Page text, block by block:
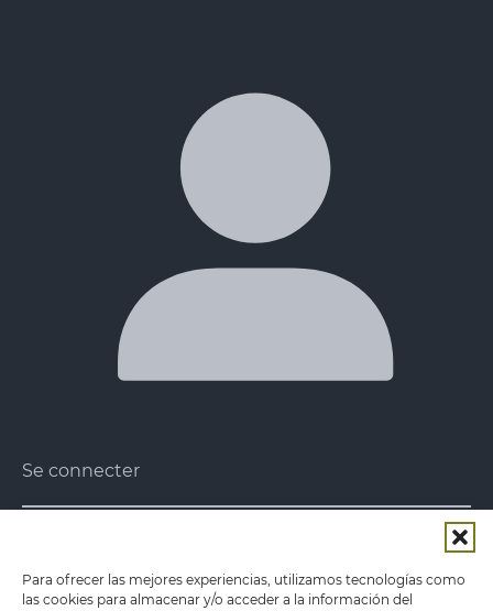
Para ofrecer las mejores experiencias, utilizamos tecnologías como
las cookies para almacenar y/o acceder a la información del
Se connecter
des légumes conservés et des plats